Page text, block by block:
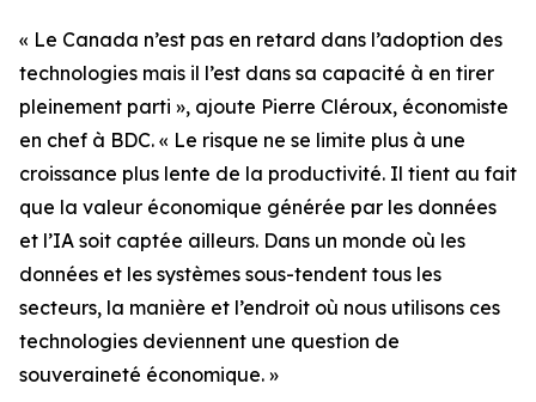
« Le Canada n’est pas en retard dans l’adoption des
technologies mais il l’est dans sa capacité à en tirer
pleinement parti », ajoute Pierre Cléroux, économiste
en chef à BDC. « Le risque ne se limite plus à une
croissance plus lente de la productivité. Il tient au fait
que la valeur économique générée par les données
et l’IA soit captée ailleurs. Dans un monde où les
données et les systèmes sous-tendent tous les
secteurs, la manière et l’endroit où nous utilisons ces
technologies deviennent une question de
souveraineté économique. »